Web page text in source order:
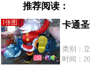
推荐阅读：
1张图 卡通
类别：
时间：